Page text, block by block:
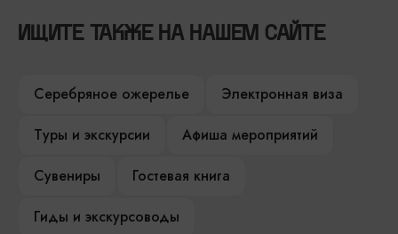
ИЩИТЕ ТАКЖЕ НА НАШЕМ САЙТЕ
Серебряное ожерелье
Электронная виза
Туры и экскурсии
Афиша мероприятий
Сувениры
Гостевая книга
Гиды и экскурсоводы